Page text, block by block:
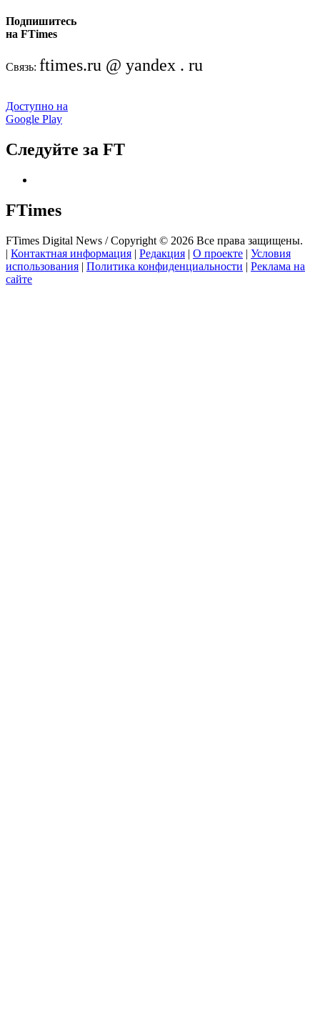
Подпишитесь
на FTimes
Связь: ftimes.ru @ yandex . ru
Доступно на
Google Play
Следуйте за FT
FTimes
FTimes Digital News / Copyright © 2026 Все права защищены.
| Контактная информация | Редакция | О проекте | Условия
использования | Политика конфиденциальности | Реклама на
сайте